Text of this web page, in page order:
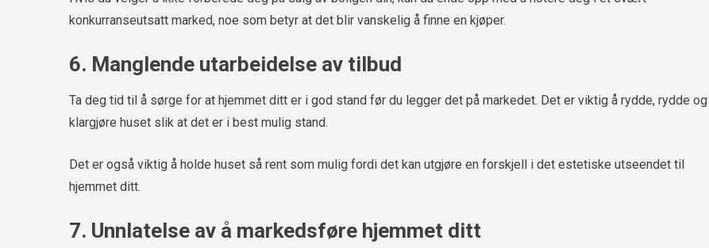
konkurranseutsatt marked, noe som betyr at det blir vanskelig å finne en kjøper.
6. Manglende utarbeidelse av tilbud
Ta deg tid til å sørge for at hjemmet ditt er i god stand før du legger det på markedet. Det er viktig å rydde, rydde og
klargjøre huset slik at det er i best mulig stand.
Det er også viktig å holde huset så rent som mulig fordi det kan utgjøre en forskjell i det estetiske utseendet til
hjemmet ditt.
7. Unnlatelse av å markedsføre hjemmet ditt